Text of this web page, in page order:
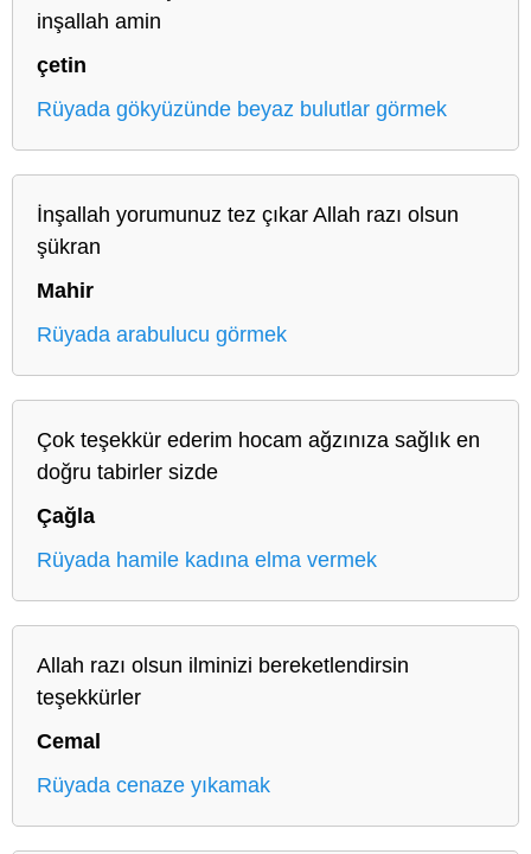
inşallah amin
çetin
Rüyada gökyüzünde beyaz bulutlar görmek
İnşallah yorumunuz tez çıkar Allah razı olsun
şükran
Mahir
Rüyada arabulucu görmek
Çok teşekkür ederim hocam ağzınıza sağlık en
doğru tabirler sizde
Çağla
Rüyada hamile kadına elma vermek
Allah razı olsun ilminizi bereketlendirsin
teşekkürler
Cemal
Rüyada cenaze yıkamak